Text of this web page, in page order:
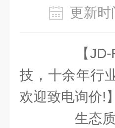
更新
【JD-
技，十余年行
欢迎致电询价!】
生态质